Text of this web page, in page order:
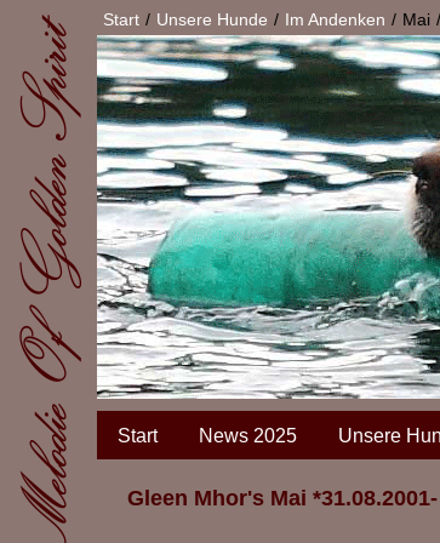
Start Unsere Hunde Im Andenken Mai
Start News 2025 Unsere
Gleen Mhor's Mai